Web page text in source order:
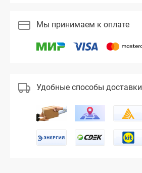
Мы принимаем к оплате
Удобные способы доставки